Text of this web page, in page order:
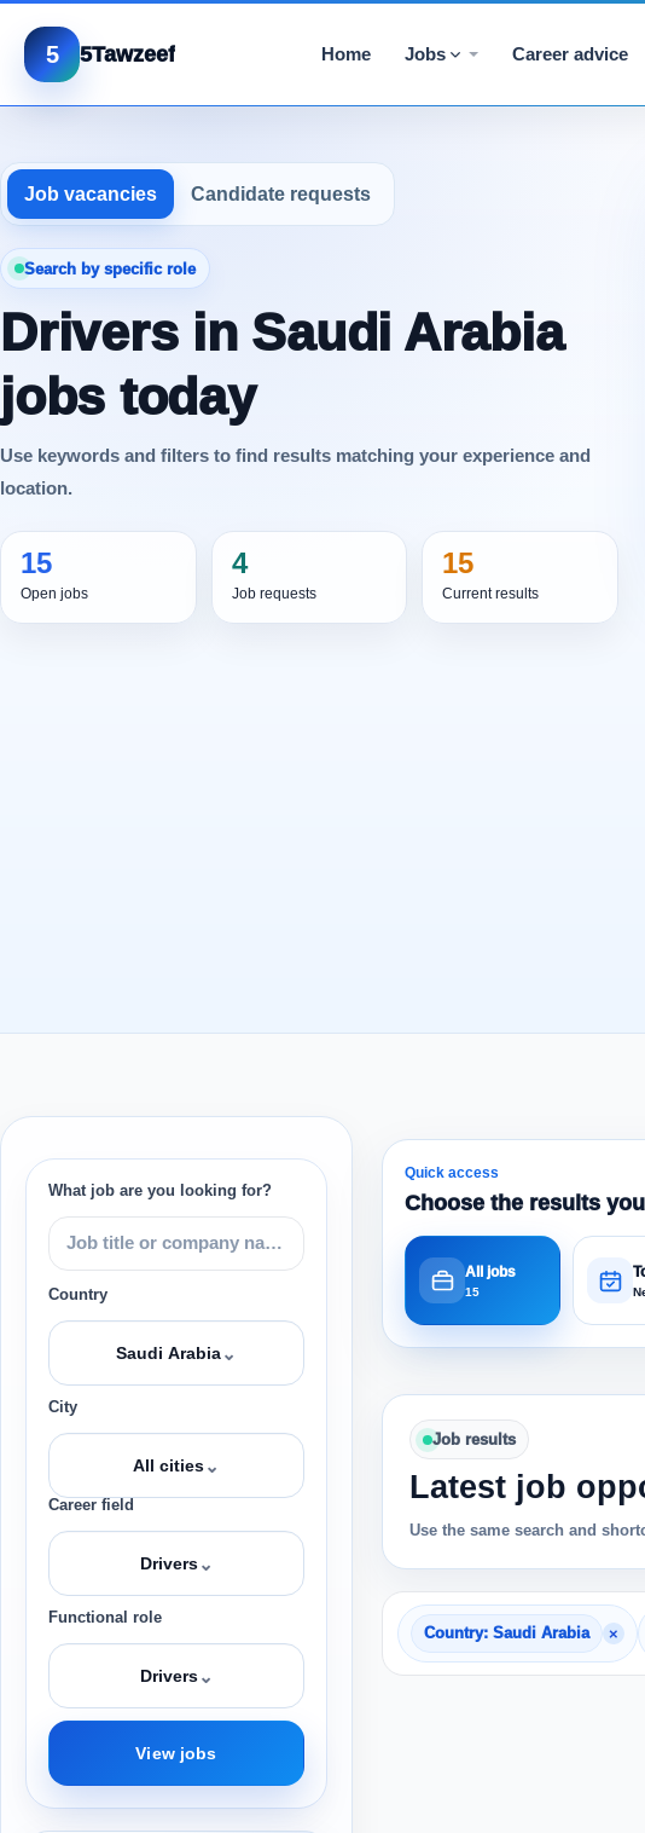
5 5Tawzeef Home Jobs Career advice
Job vacancies Candidate requests
Search by specific role
Drivers in Saudi Arabia
jobs today
Use keywords and filters to find results matching your experience and
location.
15
Open jobs
4
Job requests
15
Current results
What job are you looking for?
Country
Saudi Arabia⌄
City
All cities⌄
Career field
Drivers⌄
Functional role
Drivers⌄
View jobs
Quick access
Choose the results
All jobs
15
Job results
Latest job
Use the same search and
Country: Saudi Arabia ×